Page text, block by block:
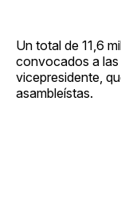
Un total de 11,6
convocados a las
vicepresidente,
asambleístas.